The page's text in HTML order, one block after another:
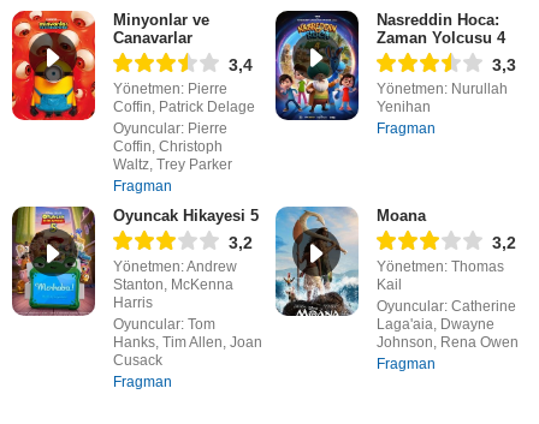
Minyonlar ve
Canavarlar
3,4
Yönetmen: Pierre
Coffin, Patrick Delage
Oyuncular: Pierre
Coffin, Christoph
Waltz, Trey Parker
Fragman
Nasreddin Hoca:
Zaman Yolcusu 4
3,3
Yönetmen: Nurullah
Yenihan
Fragman
Oyuncak Hikayesi 5
3,2
Yönetmen: Andrew
Stanton, McKenna
Harris
Oyuncular: Tom
Hanks, Tim Allen, Joan
Cusack
Fragman
Moana
3,2
Yönetmen: Thomas
Kail
Oyuncular: Catherine
Laga'aia, Dwayne
Johnson, Rena Owen
Fragman